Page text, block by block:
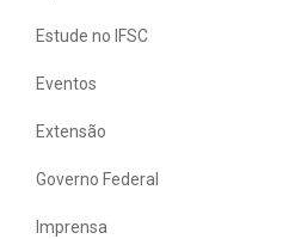
Estude no IFSC
Eventos
Extensão
Governo Federal
Imprensa